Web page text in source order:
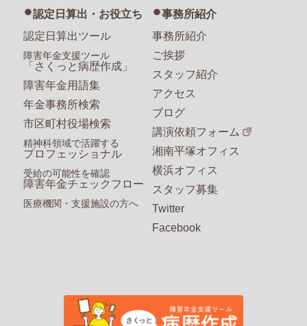
認定日算出・お役立ち
認定日算出ツール
障害年金支援ツール
「さくっと病歴作成」
障害年金用語集
年金事務所検索
市区町村役場検索
精神科領域で活躍する
プロフェッショナル
受給の可能性を確認
障害年金チェックフロー
医療機関・支援施設の方へ
事務所紹介
事務所紹介
ご挨拶
スタッフ紹介
アクセス
ブログ
講演依頼フォーム
湘南平塚オフィス
横浜オフィス
スタッフ募集
Twitter
Facebook